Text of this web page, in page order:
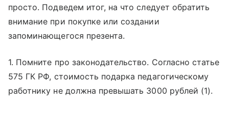
просто. Подведем итог, на что следует обратить
внимание при покупке или создании
запоминающегося презента.
1. Помните про законодательство. Согласно статье
575 ГК РФ, стоимость подарка педагогическому
работнику не должна превышать 3000 рублей (1).